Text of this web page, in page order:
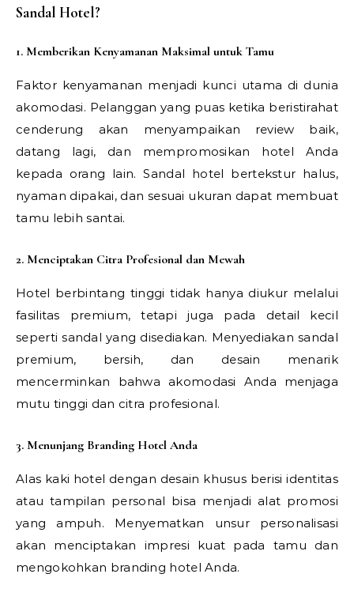
Sandal Hotel?
1. Memberikan Kenyamanan Maksimal untuk Tamu
Faktor kenyamanan menjadi kunci utama di dunia
akomodasi. Pelanggan yang puas ketika beristirahat
cenderung akan menyampaikan review baik,
datang lagi, dan mempromosikan hotel Anda
kepada orang lain. Sandal hotel bertekstur halus,
nyaman dipakai, dan sesuai ukuran dapat membuat
tamu lebih santai.
2. Menciptakan Citra Profesional dan Mewah
Hotel berbintang tinggi tidak hanya diukur melalui
fasilitas premium, tetapi juga pada detail kecil
seperti sandal yang disediakan. Menyediakan sandal
premium, bersih, dan desain menarik
mencerminkan bahwa akomodasi Anda menjaga
mutu tinggi dan citra profesional.
3. Menunjang Branding Hotel Anda
Alas kaki hotel dengan desain khusus berisi identitas
atau tampilan personal bisa menjadi alat promosi
yang ampuh. Menyematkan unsur personalisasi
akan menciptakan impresi kuat pada tamu dan
mengokohkan branding hotel Anda.